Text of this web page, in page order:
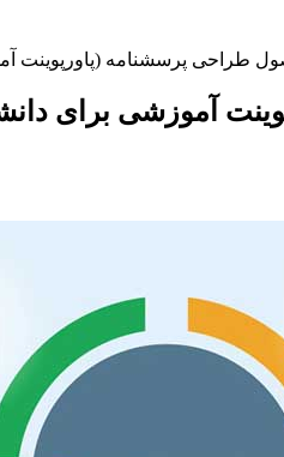
طراحی پرسشنامه (پاورپوینت
آموزشی برای